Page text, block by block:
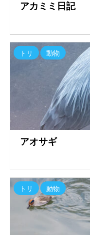
アカミミ日記
トリ 動物
アオサギ
トリ 動物